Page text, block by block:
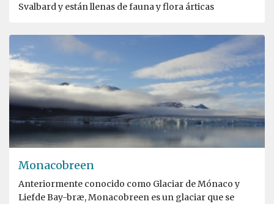
Svalbard y están llenas de fauna y flora árticas
Monacobreen
Anteriormente conocido como Glaciar de Mónaco y
Liefde Bay-bræ, Monacobreen es un glaciar que se